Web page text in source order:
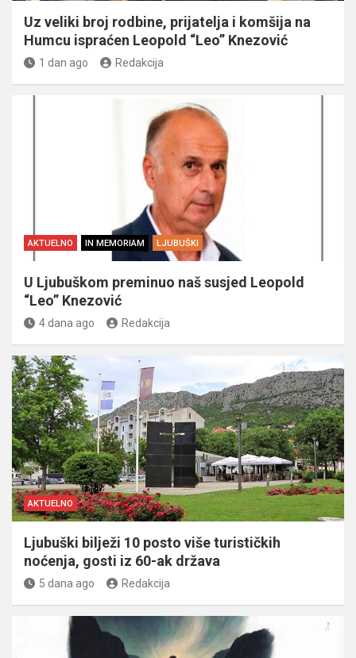
Uz veliki broj rodbine, prijatelja i komšija na
Humcu ispraćen Leopold “Leo” Knezović
1 dan ago Redakcija
AKTUELNO IN MEMORIAM LJUBUŠKI
U Ljubuškom preminuo naš susjed Leopold
“Leo” Knezović
4 dana ago Redakcija
AKTUELNO
Ljubuški bilježi 10 posto više turističkih
noćenja, gosti iz 60-ak država
5 dana ago Redakcija